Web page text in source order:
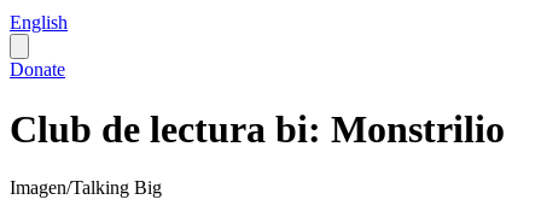
English
Donate
Club de lectura bi: Monstrilio
Imagen/Talking Big